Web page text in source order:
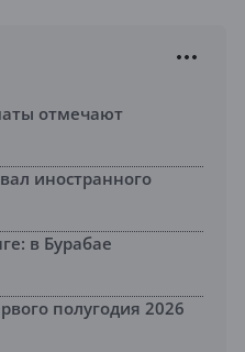
отмечают
иностранного
в Бурабае
полугодия 2026